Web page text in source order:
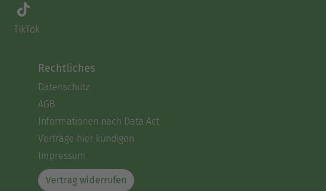
TikTok
Rechtliches
Datenschutz
AGB
Informationen nach Data Act
Verträge hier kündigen
Impressum
Vertrag widerrufen